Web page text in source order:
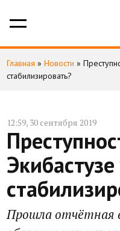
Главная » Новости »
стабилизировать?
12:59, 30 сентября 2019
Прошла отчётная